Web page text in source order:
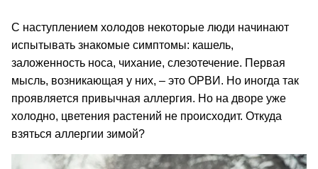
С наступлением холодов некоторые люди начинают
испытывать знакомые симптомы: кашель,
заложенность носа, чихание, слезотечение. Первая
мысль, возникающая у них, – это ОРВИ. Но иногда так
проявляется привычная аллергия. Но на дворе уже
холодно, цветения растений не происходит. Откуда
взяться аллергии зимой?